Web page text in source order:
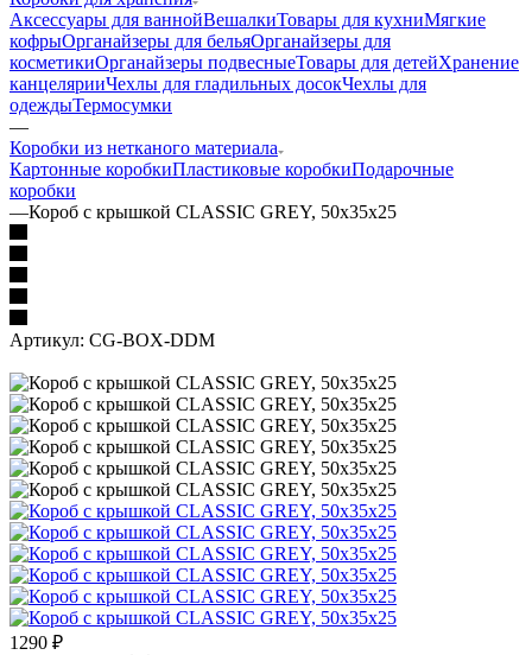
Аксессуары для ваннойВешалкиТовары для кухниМягкие
кофрыОрганайзеры для бельяОрганайзеры для
косметикиОрганайзеры подвесныеТовары для детейХранение
канцелярииЧехлы для гладильных досокЧехлы для
одеждыТермосумки
—
Коробки из нетканого материала
Картонные коробкиПластиковые коробкиПодарочные
коробки
—Короб с крышкой CLASSIC GREY, 50х35х25
Артикул: CG-BOX-DDM
1290 ₽